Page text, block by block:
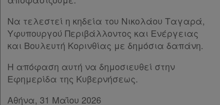
Ατομική
συνδρομή
Ομαδικά
πακέτα
Παροχές
Να τελεστεί η κηδεία του Νικολάου Ταγαρά,
Υφυπουργού Περιβάλλοντος και Ενέργειας
και Βουλευτή Κορινθίας με δημόσια δαπάνη.
Η απόφαση αυτή να δημοσιευθεί στην
Εφημερίδα της Κυβερνήσεως.
Αθήνα, 31 Μαΐου 2026